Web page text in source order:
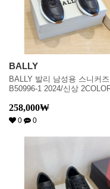
BALLY
BALLY 발리 남성용 스니커즈
B50996-1 2024/신상
258,000₩
0 0